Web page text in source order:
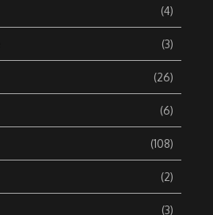
(4)
(3)
(26)
(6)
(108)
(2)
(3)